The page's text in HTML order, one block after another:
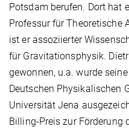
Potsdam berufen. Dort hat
Professur für Theoretische
ist er assoziierter
für Gravitationsphysik.
gewonnen, u.a. wurde
Deutschen Physikalischen
Universität Jena
Billing-Preis zur Förderung